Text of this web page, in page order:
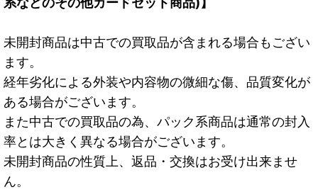
未開封商品は中古での買取品が含まれる場合もござい
ます。
経年劣化による外装や内容物の微細な傷、品質変化が
ある場合がございます。
また中古での買取品の為、パック系商品は通常の封入
率とは大きく異なる場合がございます。
未開封商品の性質上、返品・交換はお受け出来ませ
ん。